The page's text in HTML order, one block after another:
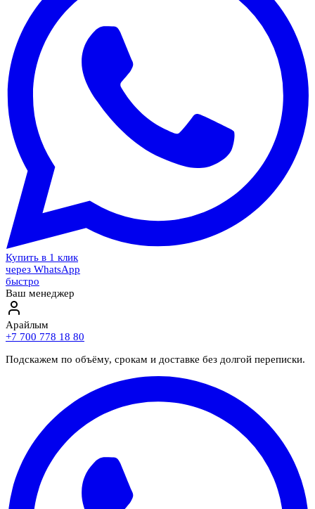
Купить в 1 клик
через WhatsApp
быстро
Ваш менеджер
Арайлым
+7 700 778 18 80
Подскажем по объёму, срокам и доставке без долгой переписки.